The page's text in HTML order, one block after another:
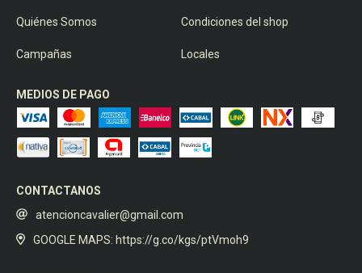
Quiénes Somos Condiciones del shop
Campañas Locales
MEDIOS DE PAGO
CONTACTANOS
atencioncavalier@gmail.com
GOOGLE MAPS: https://g.co/kgs/ptVmoh9